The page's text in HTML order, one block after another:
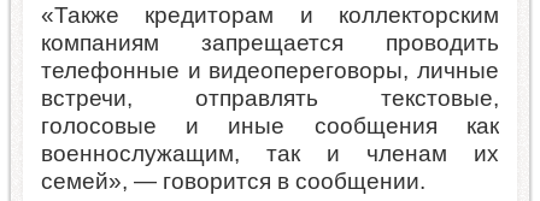
«Также кредиторам и коллекторским
компаниям запрещается проводить
телефонные и видеопереговоры, личные
встречи, отправлять текстовые,
голосовые и иные сообщения как
военнослужащим, так и членам их
семей», — говорится в сообщении.